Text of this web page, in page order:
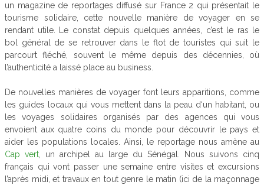
un magazine de reportages diffusé sur France 2 qui présentait le
tourisme solidaire, cette nouvelle manière de voyager en se
rendant utile. Le constat depuis quelques années, c’est le ras le
bol général de se retrouver dans le flot de touristes qui suit le
parcourt fléché, souvent le même depuis des décennies, où
l’authenticité a laissé place au business.
De nouvelles manières de voyager font leurs apparitions, comme
les guides locaux qui vous mettent dans la peau d‘un habitant, ou
les voyages solidaires organisés par des agences qui vous
envoient aux quatre coins du monde pour découvrir le pays et
aider les populations locales. Ainsi, le reportage nous amène au
Cap vert, un archipel au large du Sénégal. Nous suivons cinq
français qui vont passer une semaine entre visites et excursions
l’après midi, et travaux en tout genre le matin (ici de la maçonnage